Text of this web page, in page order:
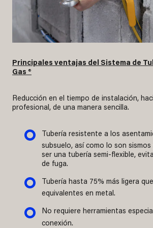
Principales ventajas del Sistema de
Gas ®
Reducción en el tiempo de instalación,
profesional, de una manera sencilla.
Tubería resistente a los
subsuelo, así como lo son
ser una tubería semi-flexible,
de fuga.
Tubería hasta 75% más ligera
equivalentes en metal.
No requiere herramientas
conexión.